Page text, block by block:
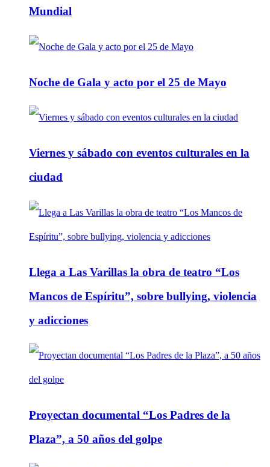
Mundial
Noche de Gala y acto por el 25 de Mayo
Viernes y sábado con eventos culturales en la
ciudad
Llega a Las Varillas la obra de teatro “Los
Mancos de Espíritu”, sobre bullying, violencia
y adicciones
Proyectan documental “Los Padres de la
Plaza”, a 50 años del golpe